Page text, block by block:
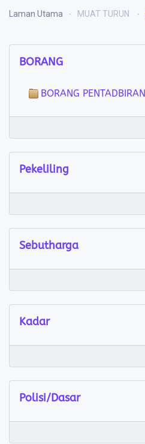
Laman Utama MUAT TURUN
BORANG
BORANG PENTADBIRAN
Pekeliling
Sebutharga
Kadar
Polisi/Dasar